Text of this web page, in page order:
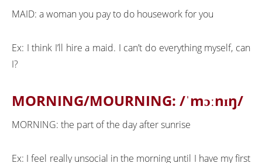
MAID: a woman you pay to do housework for you
Ex: I think I’ll hire a maid. I can’t do everything myself, can
I?
MORNING/MOURNING: /ˈmɔːnɪŋ/
MORNING: the part of the day after sunrise
Ex: I feel really unsocial in the morning until I have my first